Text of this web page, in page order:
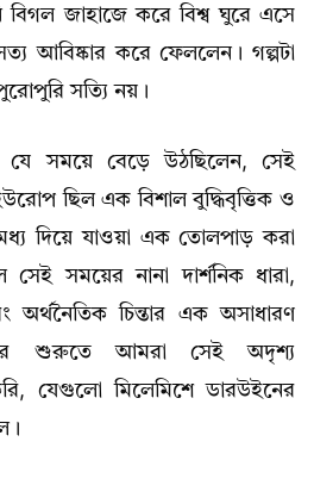
বিগল জাহাজে করে বিশ্ব ঘুরে এসে
আবিষ্কার করে ফেললেন। গল্পটা
সত্যি নয়।
যে সময়ে বেড়ে উঠছিলেন, সেই
ছিল এক বিশাল বুদ্ধিবৃত্তিক ও
দিয়ে যাওয়া এক তোলপাড় করা
সেই সময়ের নানা দার্শনিক ধারা,
অর্থনৈতিক চিন্তার এক অসাধারণ
শুরুতে আমরা সেই অদৃশ্য
যেগুলো মিলেমিশে ডারউইনের